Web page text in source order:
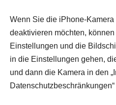
Wenn Sie die iPhone-
deaktivieren möchten,
Einstellungen und die
in die Einstellungen gehen,
und dann die Kamera in den